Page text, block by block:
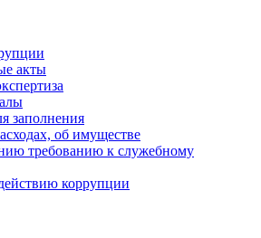
акты
заполнения
об имуществе
требованию к служебному
коррупции